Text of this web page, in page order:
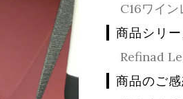
C16ワイン
商品シリ
Refinad
商品のご